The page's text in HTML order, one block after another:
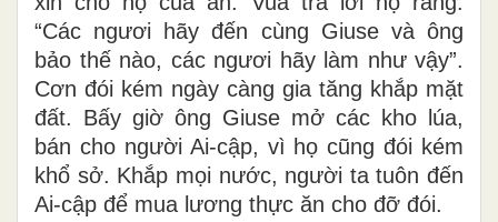
“Các ngươi hãy đến cùng Giuse và ông
bảo thế nào, các ngươi hãy làm như vậy”.
Cơn đói kém ngày càng gia tăng khắp mặt
đất. Bấy giờ ông Giuse mở các kho lúa,
bán cho người Ai-cập, vì họ cũng đói kém
khổ sở. Khắp mọi nước, người ta tuôn đến
Ai-cập để mua lương thực ăn cho đỡ đói.